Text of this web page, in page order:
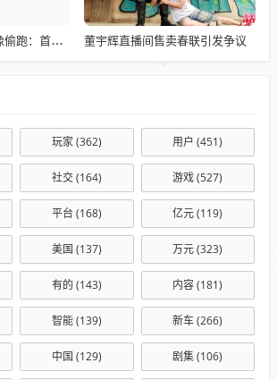
小米18 Pro Max影像偷跑：首发全新2亿主摄 1/1.28英寸大底+LOFIC 董宇辉直播间售卖春联引发争议
玩家(362) 用户 (451)
社交(164) 游戏(527)
平台 (168) 亿元(119)
美国 (137) 万元(323)
有的 (143) 内容(181)
智能(139) 新车(266)
中国 (129) 剧集(106)